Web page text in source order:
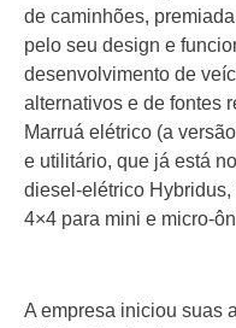
de caminhões,
pelo seu design e
desenvolvimento de
alternativos e de fontes
Marruá elétrico (a
e utilitário, que já está
diesel-elétrico
4×4 para mini e micro-
A empresa iniciou suas